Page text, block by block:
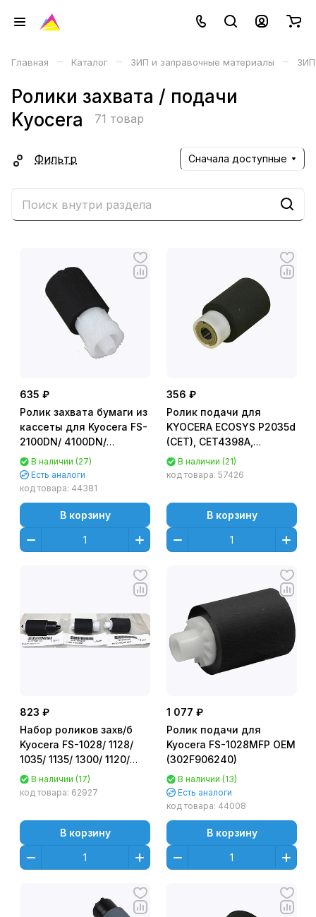
Главная – Каталог – ЗИП и заправочные материалы – ЗИП
Ролики захвата / подачи
Kyocera
71 товар
Фильтр Сначала доступные
635 ₽
Ролик захвата бумаги из
кассеты для Kyocera FS-
2100DN/ 4100DN/
4200DN/ 6025MFP/
6030MFP, TASKalfa 255/
305 (302HN06080) OEM
В наличии (27)
Есть аналоги
код товара: 44381
В корзину
356 ₽
Ролик подачи для
KYOCERA ECOSYS P2035d
(CET), CET4398A,
CET4398AR
В наличии (21)
код товара: 57426
В корзину
823 ₽
Набор роликов захв/б
Kyocera FS-1028/ 1128/
1035/ 1135/ 1300/ 1120/
1130/ 2000D/ 4000 P/
M2035/ 2535 2F906230 +
2BR06520 NV
В наличии (17)
код товара: 62927
В корзину
1 077 ₽
Ролик подачи для
Kyocera FS-1028MFP OEM
(302F906240)
В наличии (13)
Есть аналоги
код товара: 44008
В корзину